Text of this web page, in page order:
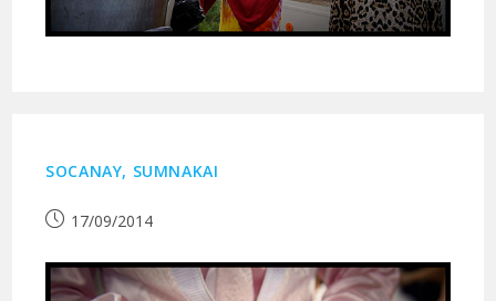
SOCANAY, SUMNAKAI
Publication
17/09/2014